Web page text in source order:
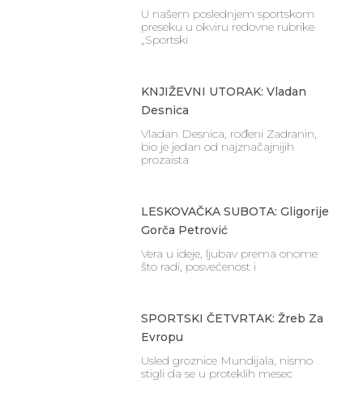
U našem poslednjem sportskom
preseku u okviru redovne rubrike
„Sportski
KNJIŽEVNI UTORAK: Vladan
Desnica
Vladan Desnica, rođeni Zadranin,
bio je jedan od najznačajnijih
prozaista
LESKOVAČKA SUBOTA: Gligorije
Gorča Petrović
Vera u ideje, ljubav prema onome
što radi, posvećenost i
SPORTSKI ČETVRTAK: Žreb Za
Evropu
Usled groznice Mundijala, nismo
stigli da se u proteklih mesec